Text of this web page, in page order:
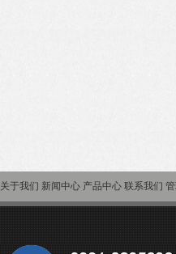
关于我们 新闻中心 产品中心 联系我们